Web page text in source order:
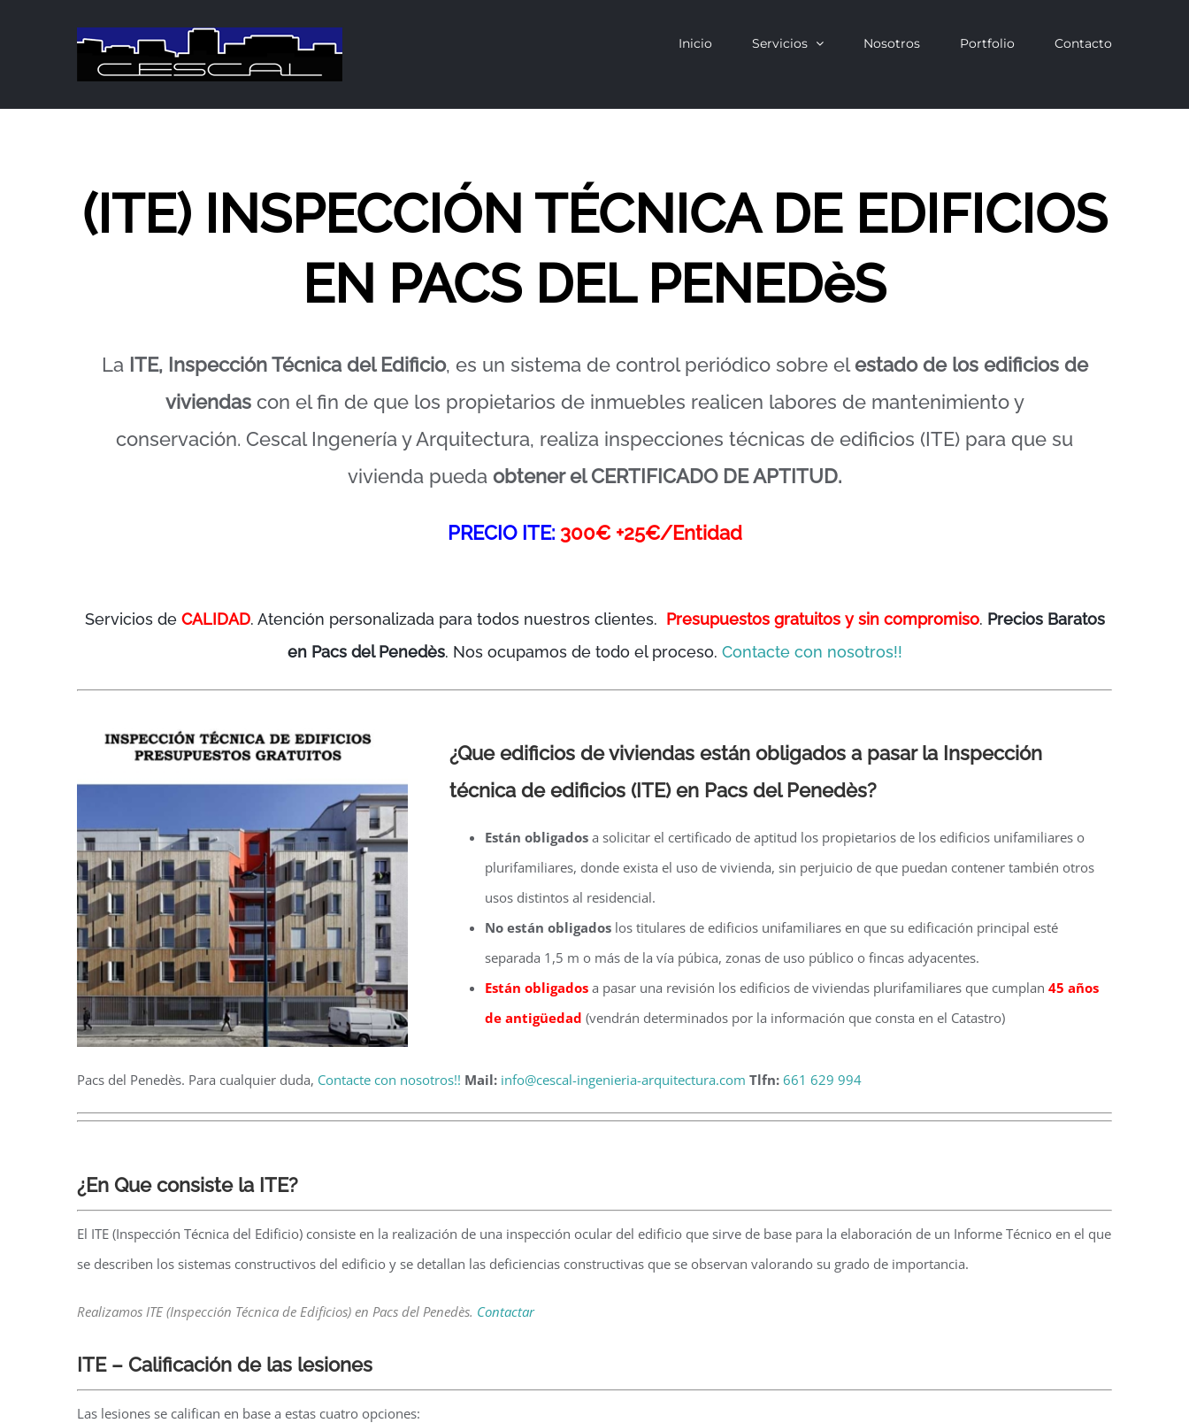
Inicio Servicios Nosotros Portfolio Contacto
(ITE) INSPECCIÓN TÉCNICA DE EDIFICIOS
EN PACS DEL PENEDèS
La ITE, Inspección Técnica del Edificio, es un sistema de control periódico sobre elestado de los edificios de
viviendascon el fin de que los propietarios de inmuebles realicen labores de mantenimiento y
conservación. Cescal Ingenería y Arquitectura, realiza inspecciones técnicas de edificios (ITE) para que su
vivienda pueda obtener el CERTIFICADO DE APTITUD.
PRECIO ITE: 300€ +25€/Entidad
Servicios de CALIDAD. Atención personalizada para todos nuestros clientes. Presupuestos gratuitos y sin compromiso. Precios Baratos
en Pacs del Penedès. Nos ocupamos de todo el proceso. Contacte con nosotros!!
¿Que edificios de viviendas están obligados a pasar la Inspección
técnica de edificios (ITE) en Pacs del Penedès?
Están obligados a solicitar el certificado de aptitud los propietarios de los edificios unifamiliares o
plurifamiliares, donde exista el uso de vivienda, sin perjuicio de que puedan contener también otros
usos distintos al residencial.
No están obligados los titulares de edificios unifamiliares en que su edificación principal esté
separada 1,5 m o más de la vía púbica, zonas de uso público o fincas adyacentes.
Están obligados a pasar una revisión los edificios de viviendas plurifamiliares que cumplan45 años
de antigüedad (vendrán determinados por la información que consta en el Catastro)
Pacs del Penedès. Para cualquier duda, Contacte con nosotros!! Mail: info@cescal-ingenieria-arquitectura.com Tlfn: 661 629 994
¿En Que consiste la ITE?
El ITE (Inspección Técnica del Edificio) consiste en la realización de una inspección ocular del edificio que sirve de base para la elaboración de un Informe Técnico en el que
se describen los sistemas constructivos del edificio y se detallan las deficiencias constructivas que se observan valorando su grado de importancia.
Realizamos ITE (Inspección Técnica de Edificios) en Pacs del Penedès. Contactar
ITE – Calificación de las lesiones
Las lesiones se califican en base a estas cuatro opciones: